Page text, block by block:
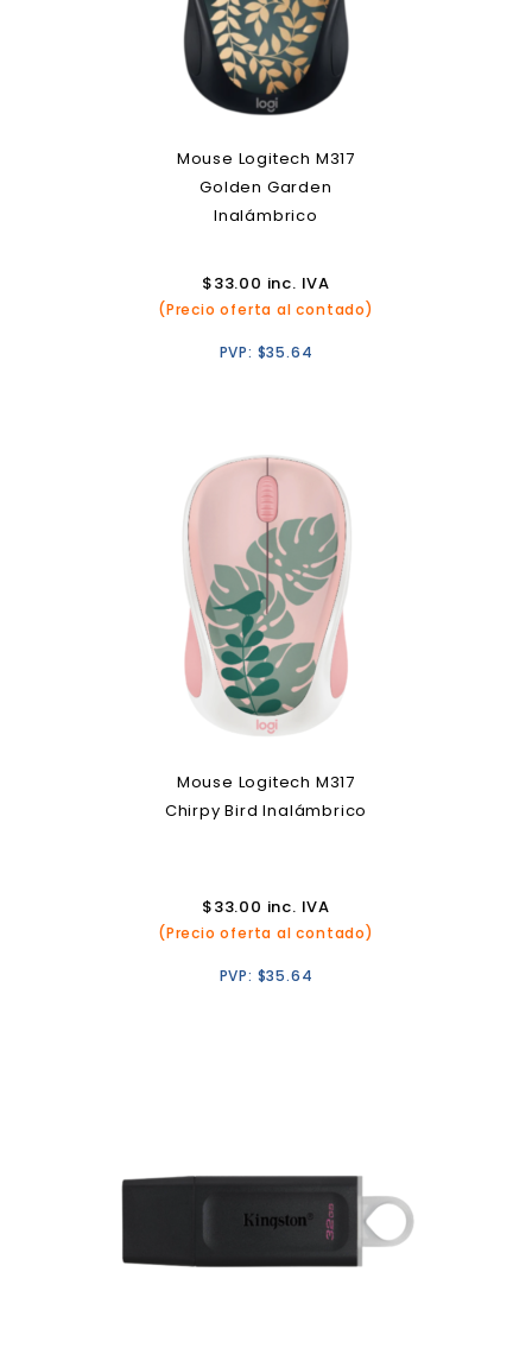
Mouse Logitech M317
Golden Garden
Inalámbrico
$33.00 inc. IVA
(Precio oferta al contado)
PVP: $35.64
Mouse Logitech M317
Chirpy Bird Inalámbrico
$33.00 inc. IVA
(Precio oferta al contado)
PVP: $35.64